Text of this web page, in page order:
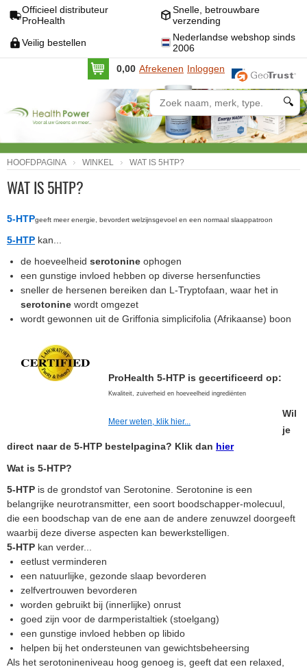
Officieel distributeur
ProHealth
Snelle, betrouwbare
verzending
Veilig bestellen
Nederlandse webshop sinds
2006
0,00 Afrekenen Inloggen
🔍
HOOFDPAGINA WINKEL WAT IS 5HTP?
WAT IS 5HTP?
5-HTPgeeft meer energie, bevordert welzijnsgevoel en een normaal slaappatroon
5-HTP kan...
de hoeveelheid serotonine ophogen
een gunstige invloed hebben op diverse hersenfuncties
sneller de hersenen bereiken dan L-Tryptofaan, waar het in
serotonine wordt omgezet
wordt gewonnen uit de Griffonia simplicifolia (Afrikaanse) boon
ProHealth 5-HTP is gecertificeerd op:
Kwaliteit, zuiverheid en hoeveelheid ingrediënten
Meer weten, klik hier...
Wil
je
direct naar de 5-HTP bestelpagina? Klik dan hier
Wat is 5-HTP?
5-HTP is de grondstof van Serotonine. Serotonine is een
belangrijke neurotransmitter, een soort boodschapper-molecuul,
die een boodschap van de ene aan de andere zenuwzel doorgeeft
waarbij deze diverse aspecten kan bewerkstelligen.
5-HTP kan verder...
eetlust verminderen
een natuurlijke, gezonde slaap bevorderen
zelfvertrouwen bevorderen
worden gebruikt bij (innerlijke) onrust
goed zijn voor de darmperistaltiek (stoelgang)
een gunstige invloed hebben op libido
helpen bij het ondersteunen van gewichtsbeheersing
Als het serotonineniveau hoog genoeg is, geeft dat een relaxed,